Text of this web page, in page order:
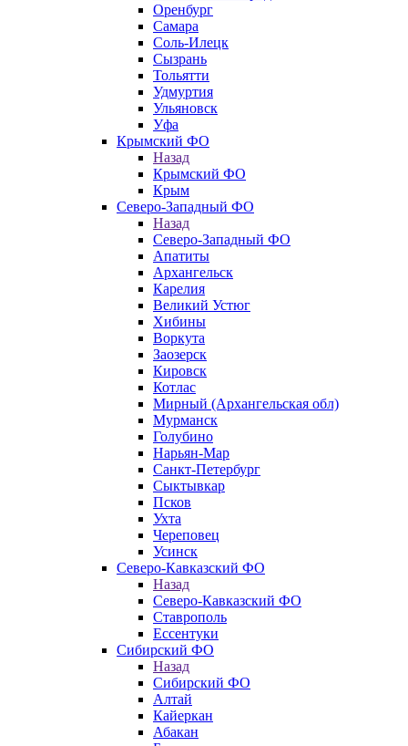
Оренбург
Самара
Соль-Илецк
Сызрань
Тольятти
Удмуртия
Ульяновск
Уфа
Крымский ФО
Назад
Крымский ФО
Крым
Северо-Западный ФО
Назад
Северо-Западный ФО
Апатиты
Архангельск
Карелия
Великий Устюг
Хибины
Воркута
Заозерск
Кировск
Котлас
Мирный (Архангельская обл)
Мурманск
Голубино
Нарьян-Мар
Санкт-Петербург
Сыктывкар
Псков
Ухта
Череповец
Усинск
Северо-Кавказский ФО
Назад
Северо-Кавказский ФО
Ставрополь
Ессентуки
Сибирский ФО
Назад
Сибирский ФО
Алтай
Кайеркан
Абакан